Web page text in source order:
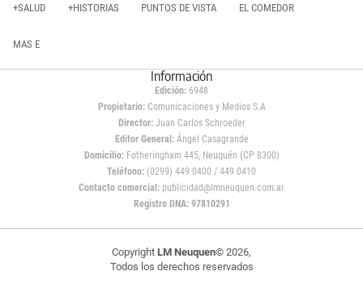
+SALUD +HISTORIAS PUNTOS DE VISTA EL COMEDOR
MAS E
Información
Edición: 6948
Propietario:Comunicaciones y Medios S.A
Director: Juan Carlos Schroeder
Editor General:Ángel Casagrande
Domicilio:Fotheringham 445, Neuquén (CP 8300)
Teléfono: (0299) 449 0400 / 449 0410
Contacto comercial: publicidad@lmneuquen.com.ar
Registro DNA: 97810291
Copyright LM Neuquen© 2026,
Todos los derechos reservados